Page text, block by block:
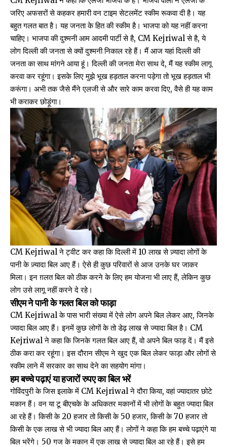
जरिए अफसरों से कहकर हमारी वन टाइम सेटलमेंट स्कीम रूकवा दी है। यह
बहुत गलत बात है। यह जनता के हित की स्कीम है। भाजपा को यह नहीं करना
चाहिए। भाजपा की दुश्मनी आम आदमी पार्टी से है, CM Kejriwal से है, ये
लोग दिल्ली की जनता से क्यों दुश्मनी निकाल रहे हैं। मैं आज यहां दिल्ली की
जनता का साथ मांगने आया हूं। दिल्ली की जनता मेरा साथ दे, मैं यह स्कीम लागू
करवा कर रहूंगा। इसके लिए मुझे भूख हड़ताल करना पड़ेगा तो भूख हड़ताल भी
करूंगा। अभी तक जैसे मैंने एलजी से और सारे काम करवा दिए, वैसे ही यह काम
भी कराकर छोड़ूंगा।
CM Kejriwal ने ट्वीट कर कहा कि दिल्ली में 10 लाख से ज़्यादा लोगों के
पानी के ज़्यादा बिल आए हैं। ऐसे ही कुछ परिवारों से आज उनके घर जाकर
मिला। इन ग़लत बिल को ठीक करने के लिए हम योजना भी लाए हैं, लेकिन कुछ
लोग उसे लागू नहीं करने दे रहे।
सीएम ने पानी के गलत बिल को फाड़ा
CM Kejriwal के पास भारी संख्या में ऐसे लोग अपने बिल लेकर आए, जिनके
ज्यादा बिल आए हैं। इनमें कुछ लोगों के तो डेढ़ लाख से ज्यादा बिल है। CM
Kejriwal ने कहा कि जिनके गलत बिल आए हैं, वो अपने बिल फाड़ दें। मैं इसे
ठीक करा कर रहूंगा। इस दौरान सीएम ने खुद एक बिल लेकर फाड़ा और लोगों से
स्कीम लाने में सरकार का साथ देने का सहयोग मांगा।
हम बच्चे पढ़ाएं या हजारों रुपए का बिल भरें
गोविंदपुरी के जिस इलाके में CM Kejriwal ने दौरा किया, वहां ज्यादातर छोटे
मकान हैं। वन या टू बीएचके के अधिकतर मकानों में भी लोगों के बहुत ज्यादा बिल
आ रहे हैं। किसी के 20 हजार तो किसी के 50 हजार, किसी के 70 हजार तो
किसी के एक लाख से भी ज्यादा बिल आए हैं। लोगों ने कहा कि हम बच्चे पढ़ाएंगे या
बिल भरेंगे। 50 गज के मकान में एक लाख से ज्यादा बिल आ रहे हैं। इसे हम